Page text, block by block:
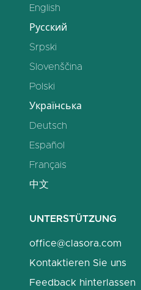
English
Русский
Srpski
Slovenščina
Polski
Українська
Deutsch
Español
Français
中文
UNTERSTÜTZUNG
office@clasora.com
Kontaktieren Sie uns
Feedback hinterlassen